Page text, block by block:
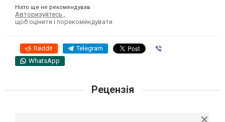
Ніхто ще не рекомендував
Авторизуйтесь
щоб оцінити і порекомендувати
Reddit Telegram
WhatsApp
Рецензія